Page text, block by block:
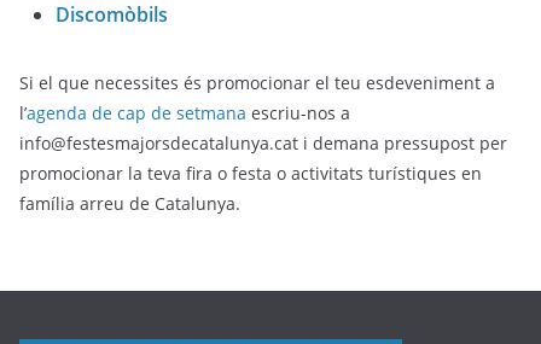
Discomòbils
Si el que necessites és promocionar el teu esdeveniment a
l’agenda de cap de setmana escriu-nos a
info@festesmajorsdecatalunya.cat i demana pressupost per
promocionar la teva fira o festa o activitats turístiques en
família arreu de Catalunya.